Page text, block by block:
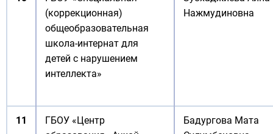
(коррекционная)
общеобразовательная
школа-интернат для
детей с нарушением
интеллекта»
Нажмудиновна
11
ГБОУ «Центр
Бадургова Мата